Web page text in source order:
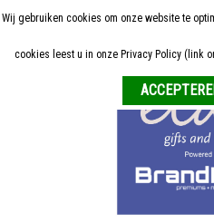
Home
ALLE RELATIEGESCHENKEN
Wij gebruiken cookies om onze website te
cookies leest u in onze Privacy Policy (link